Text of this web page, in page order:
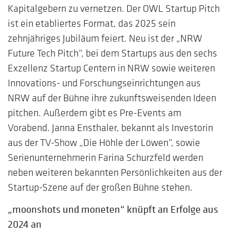
Kapitalgebern zu vernetzen. Der OWL Startup Pitch
ist ein etabliertes Format, das 2025 sein
zehnjähriges Jubiläum feiert. Neu ist der „NRW
Future Tech Pitch“, bei dem Startups aus den sechs
Exzellenz Startup Centern in NRW sowie weiteren
Innovations- und Forschungseinrichtungen aus
NRW auf der Bühne ihre zukunftsweisenden Ideen
pitchen. Außerdem gibt es Pre-Events am
Vorabend. Janna Ensthaler, bekannt als Investorin
aus der TV-Show „Die Höhle der Löwen“, sowie
Serienunternehmerin Farina Schurzfeld werden
neben weiteren bekannten Persönlichkeiten aus der
Startup-Szene auf der großen Bühne stehen.
„moonshots und moneten“ knüpft an Erfolge aus
2024 an